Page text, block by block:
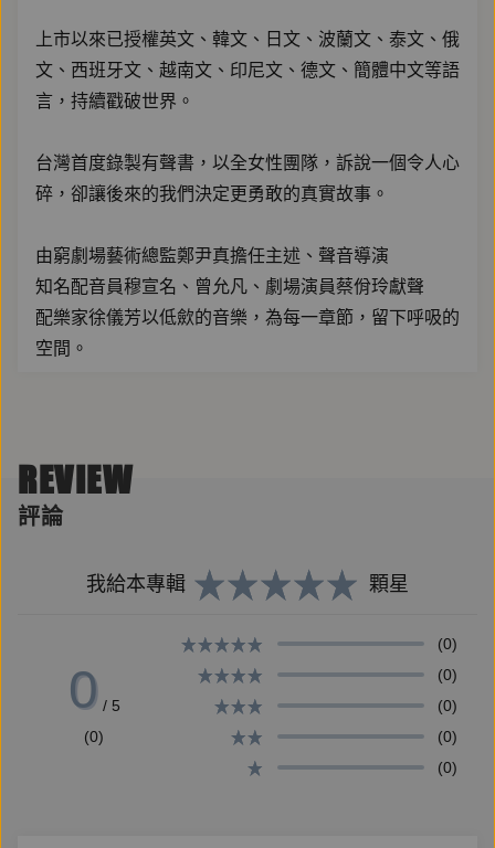
上市以來已授權英文、韓文、日文、波蘭文、泰文、俄
文、西班牙文、越南文、印尼文、德文、簡體中文等語
言，持續戳破世界。
台灣首度錄製有聲書，以全女性團隊，訴說一個令人心
碎，卻讓後來的我們決定更勇敢的真實故事。
由窮劇場藝術總監鄭尹真擔任主述、聲音導演
知名配音員穆宣名、曾允凡、劇場演員蔡佾玲獻聲
配樂家徐儀芳以低歛的音樂，為每一章節，留下呼吸的
空間。
臺南人，沒有什麼學經歷。所有的身分裡最習慣的是精
神病患。夢想是一面寫小說，一面像大江健三郎所說
英文、簡體中文、韓文、泰文、日文、俄文、波蘭文、
【朗讀者簡介】
窮劇場藝術總監、ACC亞洲文化協會受獎人。2007
年，入江之翠劇場攻唱曲、二弦、鑼仔拍及梨園科步，
REVIEW
評論
我給本專輯 顆星
0 / 5
(0)
(0)
(0)
(0)
(0)
(0)